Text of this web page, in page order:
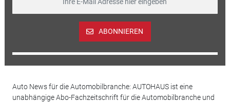
ABONNIEREN
Auto News für die Automobilbranche: AUTOHAUS ist eine
unabhängige Abo-Fachzeitschrift für die Automobilbranche und